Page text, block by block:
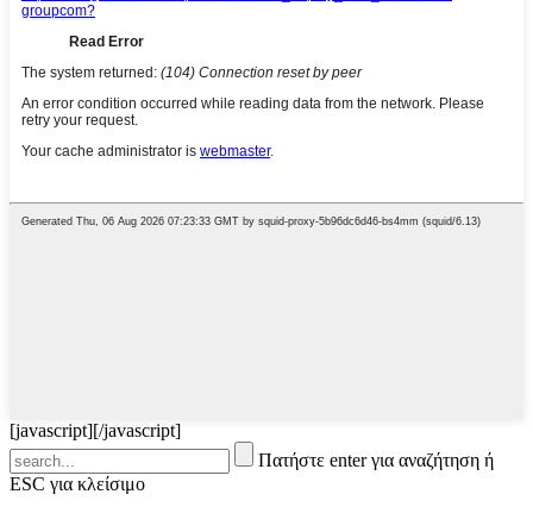
[javascript][/javascript]
Πατήστε enter για αναζήτηση ή
ESC για κλείσιμο